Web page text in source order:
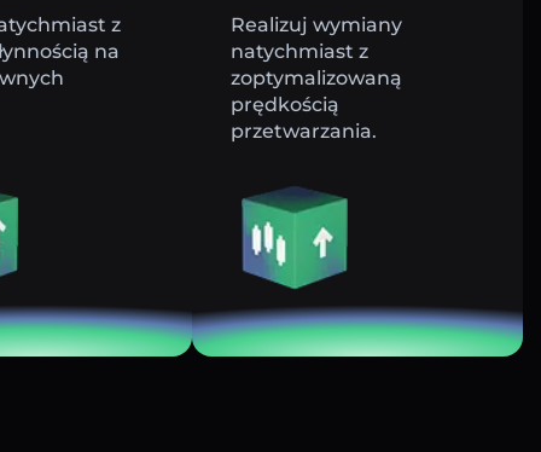
z
na
Realizuj wymiany
natychmiast z
zoptymalizowaną
prędkością
przetwarzania.